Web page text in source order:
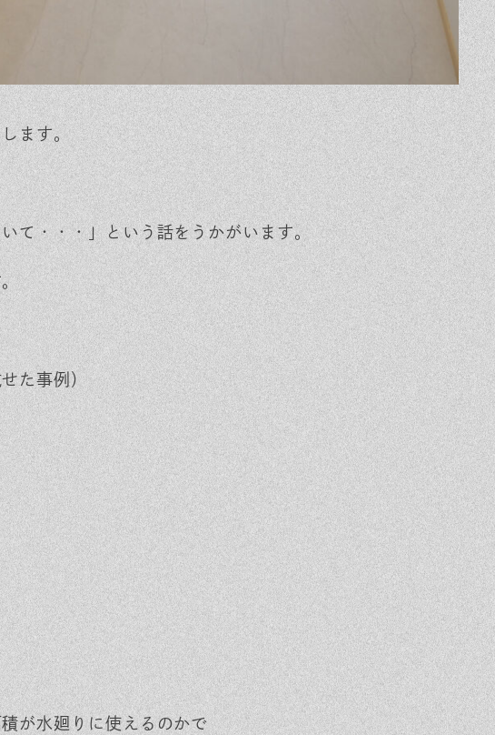
ます。
て・・・」という話をうかがいます。
た事例）
が水廻りに使えるのかで